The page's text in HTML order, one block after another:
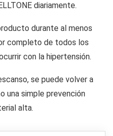
diariamente.
durante al menos
completo de todos los
con la hipertensión.
se puede volver a
una simple prevención
alta.